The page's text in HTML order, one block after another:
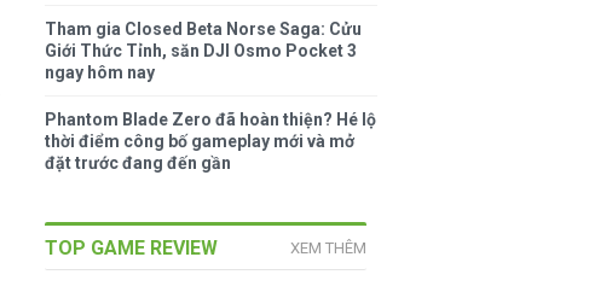
Tham gia Closed Beta Norse Saga: Cửu
Giới Thức Tỉnh, săn DJI Osmo Pocket 3
ngay hôm nay
Phantom Blade Zero đã hoàn thiện? Hé lộ
thời điểm công bố gameplay mới và mở
đặt trước đang đến gần
TOP GAME REVIEW XEM THÊM